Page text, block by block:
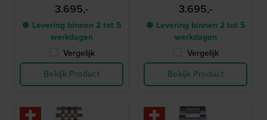
3.695,-
● Levering binnen 2 tot 5
werkdagen
Vergelijk
Bekijk Product
3.695,-
● Levering binnen 2 tot 5
werkdagen
Vergelijk
Bekijk Product